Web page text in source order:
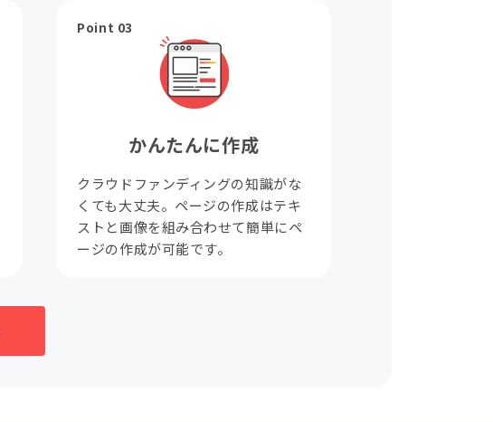
Point 03
かんたんに作成
クラウドファンディングの知識がな
くても大丈夫。ページの作成はテキ
ストと画像を組み合わせて簡単にペ
ージの作成が可能です。